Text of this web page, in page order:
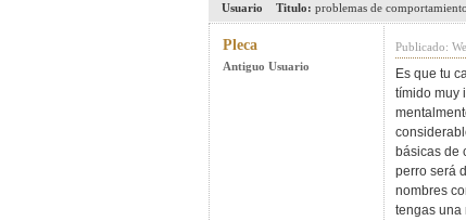
Usuario Titulo: problemas de comportamiento
Pleca
Antiguo Usuario
Publicado:
Es que tu
tímido muy
básicas de
perro será
nombres
tengas una